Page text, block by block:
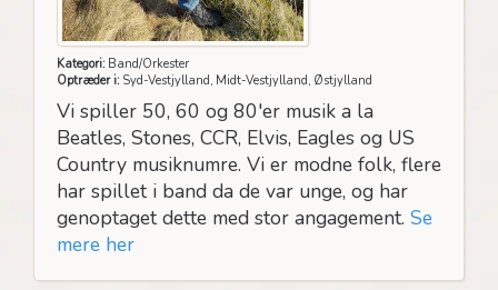
Kategori:Band/Orkester
Optræder i:Syd-Vestjylland, Midt-Vestjylland, Østjylland
Vi spiller 50, 60 og 80'er musik a la
Beatles, Stones, CCR, Elvis, Eagles og US
Country musiknumre. Vi er modne folk, flere
har spillet i band da de var unge, og har
genoptaget dette med stor angagement. Se
mere her